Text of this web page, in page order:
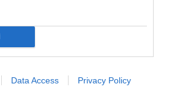
Data Access Privacy Policy
ΜΕΡΕΣ» ΕΙΝΑΙ ΜΠΡΟΣΤΑ:
το λιμάνι της Ραφήνας…